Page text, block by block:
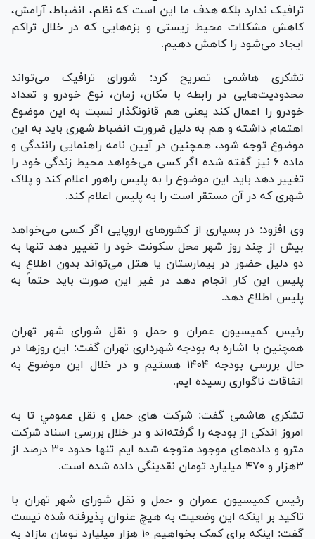
ترافیک ندارد بلکه هدف ما این است که نظم، انضباط، آرامش،
کاهش مشکلات محیط زیستی و بزه‌هایی که در خلال تراکم
ایجاد می‌شود را کاهش دهیم.
تشکری هاشمی تصریح کرد: شورای ترافیک می‌تواند
محدودیت‌هایی در رابطه با مکان، زمان، نوع خودرو و تعداد
خودرو را اعمال کند یعنی هم قانونگذار نسبت به این موضوع
اهتمام داشته و هم به دلیل ضرورت انضباط شهری باید به این
موضوع توجه شود، همچنین در آیین نامه راهنمایی رانندگی و
ماده ۶ نیز گفته شده اگر کسی می‌خواهد محیط زندگی خود را
تغییر دهد باید این موضوع را به پلیس راهور اعلام کند و پلاک
شهری که در آن مستقر است را به پلیس اعلام کند.
وی افزود: در بسیاری از کشورهای اروپایی اگر کسی می‌خواهد
بیش از چند روز شهر محل سکونت خود را تغییر دهد تنها به
دو دلیل حضور در بیمارستان یا هتل می‌تواند بدون اطلاع به
پلیس این کار انجام دهد در غیر این صورت باید حتماً به
پلیس اطلاع دهد.
رئیس کمیسیون عمران و حمل و نقل شورای شهر تهران
همچنین با اشاره به بودجه شهرداری تهران گفت: این روزها در
حال بررسی بودجه ۱۴۰۴ هستیم و در خلال این موضوع به
اتفاقات ناگواری رسیده ایم.
تشکری هاشمی گفت: شرکت های حمل و نقل عمومي تا به
امروز اندکی از بودجه را گرفته‌اند و در خلال بررسی اسناد شرکت
مترو و داده‌های موجود متوجه شده ایم تنها حدود ۳۰ درصد از
۳هزار و ۴۷۰ میلیارد تومان نقدینگی داده شده است.
رئیس کمیسیون عمران و حمل و نقل شورای شهر تهران با
تاکید بر اینکه این وضعیت به هیچ عنوان پذیرفته شده نیست
گفت: اینکه برای کمک بخواهیم ۱۰ هزار میلیارد تومان مازاد به